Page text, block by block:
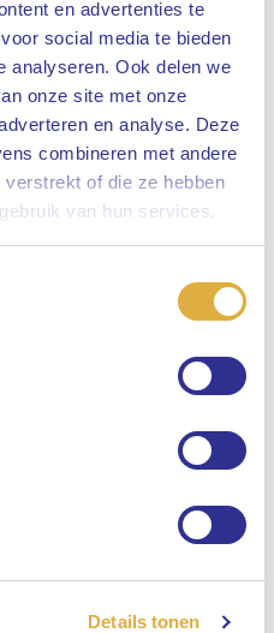
en advertenties te
social media te bieden
analyseren. Ook delen we
onze site met onze
en analyse. Deze
combineren met andere
of die ze hebben
van hun services.
Details tonen
Sluiten